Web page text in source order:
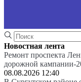
Новостная лента
Ремонт проспекта
дорожной кампании-
08.08.2026 12:40